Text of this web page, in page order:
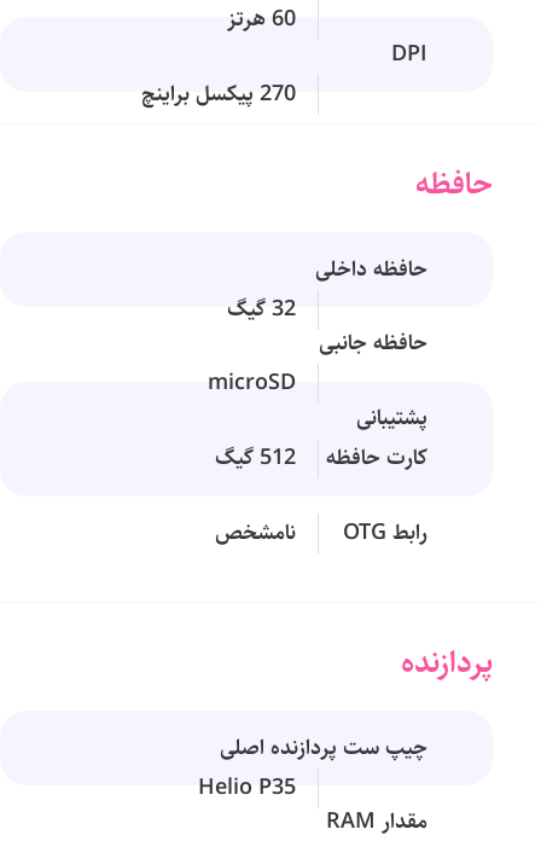
60 هرتز
DPI
270 پیکسل براینچ
حافظه
حافظه داخلی
32 گیگ
حافظه جانبی
microSD
پشتیبانی
کارت حافظه
512 گیگ
رابط OTG نامشخص
پردازنده
چیپ ست پردازنده اصلی
Helio P35
مقدار RAM